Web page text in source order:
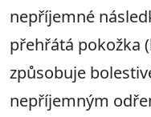
nepříjemné
přehřátá pokožka
způsobuje
nepříjemným